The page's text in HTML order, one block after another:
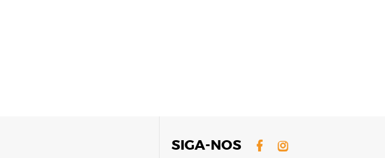
SIGA-NOS Facebook
Instagram